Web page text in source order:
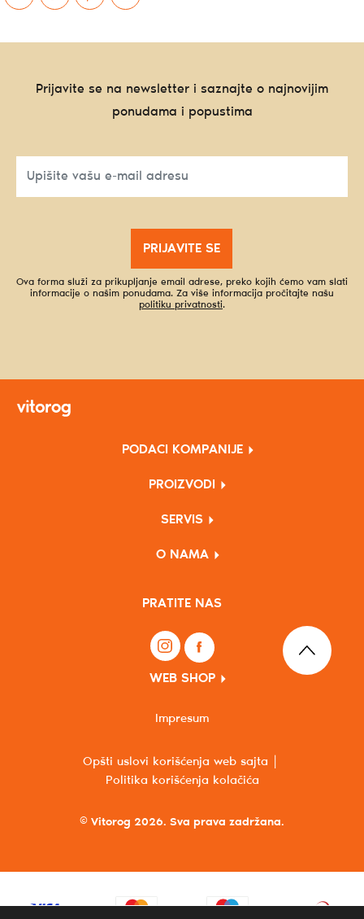
Prijavite se na newsletter i saznajte o najnovijim
ponudama i popustima
PRIJAVITE SE
Ova forma služi za prikupljanje email adrese, preko kojih ćemo vam slati
informacije o našim ponudama. Za više informacija pročitajte našu
politiku privatnosti.
PODACI KOMPANIJE
PROIZVODI
SERVIS
O NAMA
PRATITE NAS
WEB SHOP
© Vitorog 2026. Sva prava zadržana.
Opšti uslovi korišćenja web sajta
Politika korišćenja kolačića
Impresum